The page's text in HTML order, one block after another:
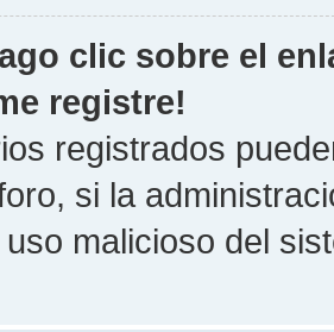
clic sobre el
registre!
registrados
si la
malicioso del